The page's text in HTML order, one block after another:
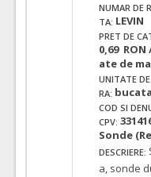
NUMAR DE
TA: LEVIN
PRET DE
0,69
ate de
UNITATE
RA: bucata
COD SI
CPV:
Sonde
DESCRIERE:
a, sonde